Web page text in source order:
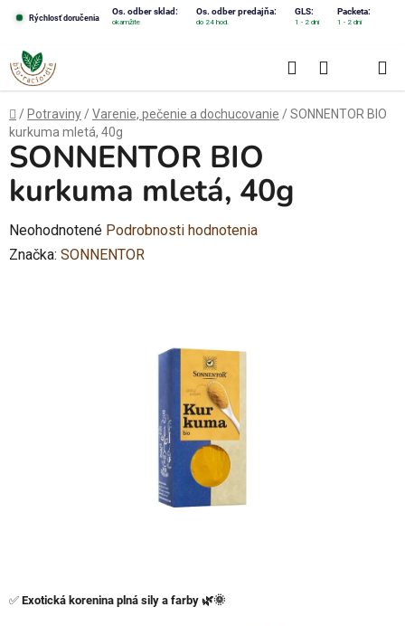
obsah
Rýchlosť doručenia
Os. odber sklad: Os. odber predajňa: GLS: Packeta:
okamžite do 24 hod. 1 - 2 dni 1 - 2 dni
Hľadať
KOŠÍK
Domov
/ Potraviny /Varenie, pečenie a dochucovanie /SONNENTOR BIO
kurkuma mletá, 40g
✅ Exotická korenina plná sily a farby 🌿🌞
SONNENTOR BIO
kurkuma mletá, 40g
Priemerné
hodnotenie
Neohodnotené Podrobnosti hodnotenia
Značka: SONNENTOR